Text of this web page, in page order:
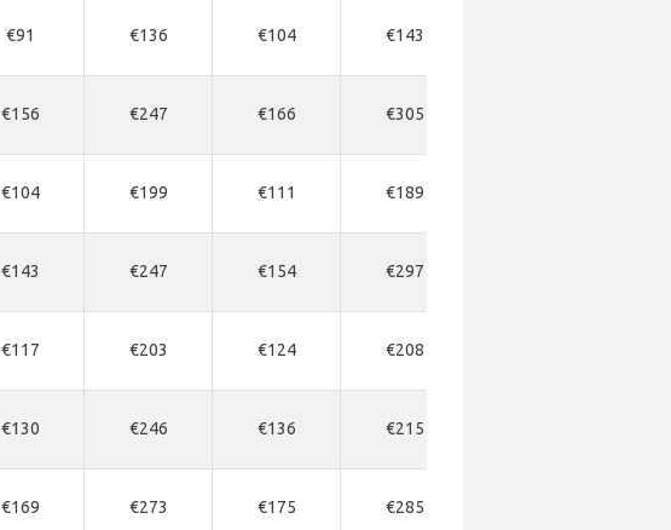
€91 €136 €104 €143
€156 €247 €166 €305
€104 €199 €111 €189
€143 €247 €154 €297
€117 €203 €124 €208
€130 €246 €136 €215
€169 €273 €175 €285